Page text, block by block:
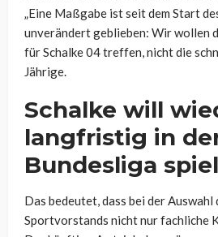
„Eine Maßgabe ist seit dem Start
unverändert geblieben: Wir wollen
für Schalke 04 treffen, nicht die
Jährige.
Schalke will
langfristig in
Bundesliga
Das bedeutet, dass bei der Auswahl
Sportvorstands nicht nur fachliche